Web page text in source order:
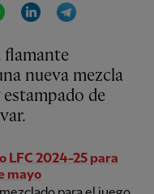
flamante
nueva mezcla
de
LFC 2024-25 para
mayo